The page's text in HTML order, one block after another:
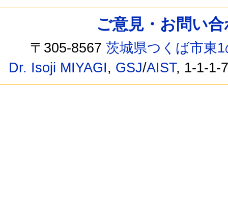
ご意見・お問い
〒305-8567茨城県つくば市東
Dr. Isoji MIYAGI, GSJ/AIST, 1-1-1-